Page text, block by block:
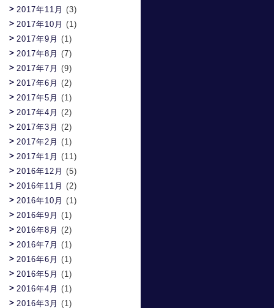
2017年11月 (3)
2017年10月 (1)
2017年9月 (1)
2017年8月 (7)
2017年7月 (9)
2017年6月 (2)
2017年5月 (1)
2017年4月 (2)
2017年3月 (2)
2017年2月 (1)
2017年1月 (11)
2016年12月 (5)
2016年11月 (2)
2016年10月 (1)
2016年9月 (1)
2016年8月 (2)
2016年7月 (1)
2016年6月 (1)
2016年5月 (1)
2016年4月 (1)
2016年3月 (1)